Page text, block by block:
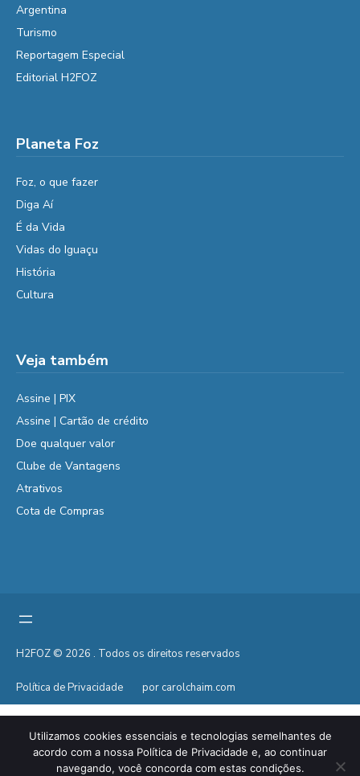
Argentina
Turismo
Reportagem Especial
Editorial H2FOZ
Planeta Foz
Foz, o que fazer
Diga Aí
É da Vida
Vidas do Iguaçu
História
Cultura
Veja também
Assine | PIX
Assine | Cartão de crédito
Doe qualquer valor
Clube de Vantagens
Atrativos
Cota de Compras
H2FOZ © 2026 . Todos os direitos reservados
Política de Privacidade por carolchaim.com
Utilizamos cookies essenciais e tecnologias semelhantes de
acordo com a nossa Política de Privacidade e, ao continuar
navegando, você concorda com estas condições.